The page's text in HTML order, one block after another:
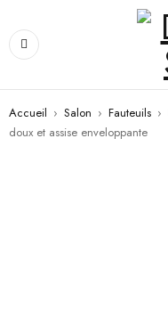
Accueil › Salon › Fauteuils ›
doux et assise enveloppante